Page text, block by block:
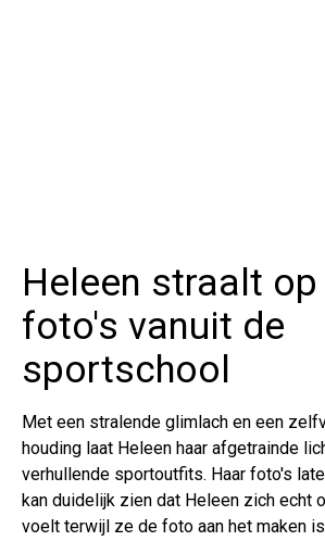
Heleen straalt op
foto's vanuit de
sportschool
Met een stralende glimlach en een
houding laat Heleen haar afgetrainde
verhullende sportoutfits. Haar foto's
kan duidelijk zien dat Heleen zich echt
voelt terwijl ze de foto aan het maken